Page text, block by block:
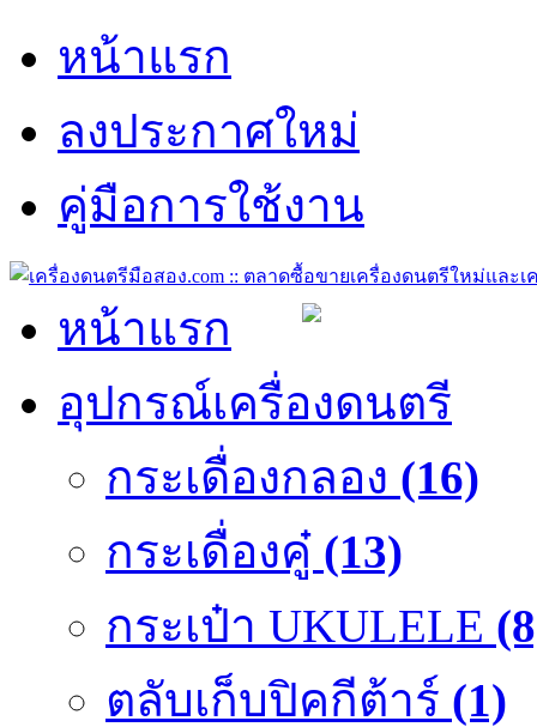
หน้าแรก
ลงประกาศใหม่
คู่มือการใช้งาน
หน้าแรก
อุปกรณ์เครื่องดนตรี
กระเดื่องกลอง (16)
กระเดื่องคู๋ (13)
กระเป๋า UKULELE
ตลับเก็บปิคกีต้าร์ (1)